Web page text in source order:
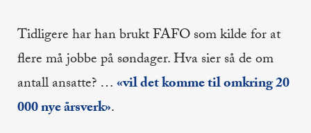
Tidligere har han brukt FAFO som kilde for at
flere må jobbe på søndager. Hva sier så de om
antall ansatte? …«vil det komme til omkring 20
000 nye årsverk».